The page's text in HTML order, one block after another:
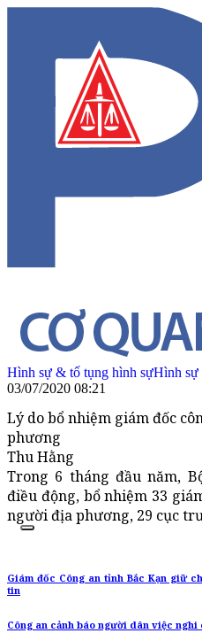
Hình sự & tố tụng hình sựHình sự
03/07/2020 08:21
Lý do bổ nhiệm giám đốc
phương
Thu Hằng
Trong 6 tháng đầu năm,
điều động, bổ nhiệm 33
người địa phương, 29 cục
Giám đốc Công an tỉnh Bắc Kạn giữ
tin
Công an cảnh báo người dân việc